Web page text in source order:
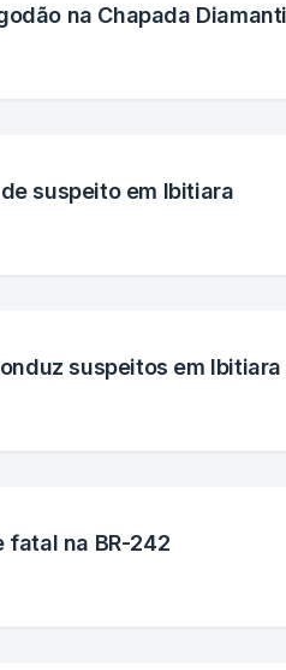
na Chapada
suspeito em Ibitiara
suspeitos em Ibitiara
fatal na BR-242